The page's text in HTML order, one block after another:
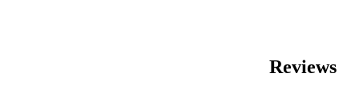
Reviews